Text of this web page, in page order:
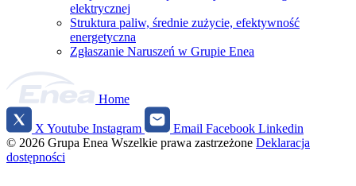
elektrycznej
Struktura paliw, średnie zużycie, efektywność
energetyczna
Zgłaszanie Naruszeń w Grupie Enea
Home
Social
media
X Youtube Instagram Email Facebook Linkedin
© 2026 Grupa Enea Wszelkie prawa zastrzeżone Deklaracja
dostępności